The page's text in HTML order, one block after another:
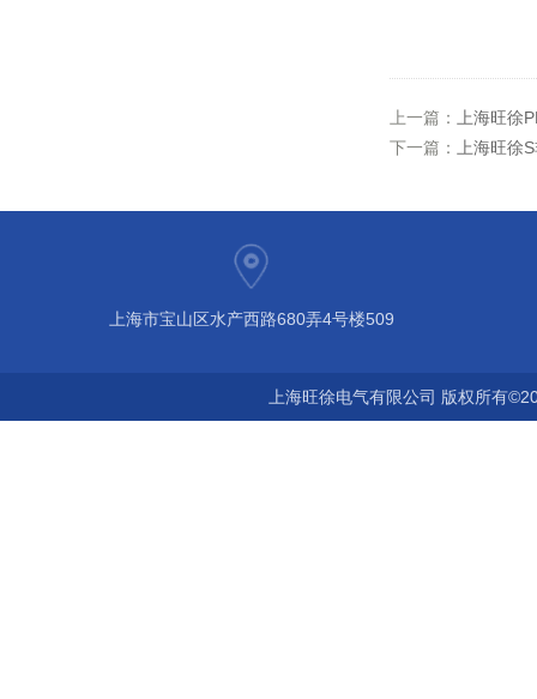
上一篇：
上海旺徐
下一篇：
上海旺徐
上海市宝山区水产西路680弄4号楼509
上海旺徐电气有限公司 版权所有